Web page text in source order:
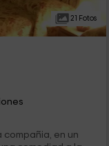
21 Fotos
compañia, en un